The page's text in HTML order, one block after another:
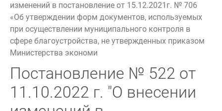
изменений в постановление от 15.12.2021г. № 706
«Об утверждении форм документов, используемых
при осуществлении муниципального контроля в
сфере благоустройства, не утвержденных приказом
Министерства экономи
Постановление № 522 от
11.10.2022 г. "О внесении